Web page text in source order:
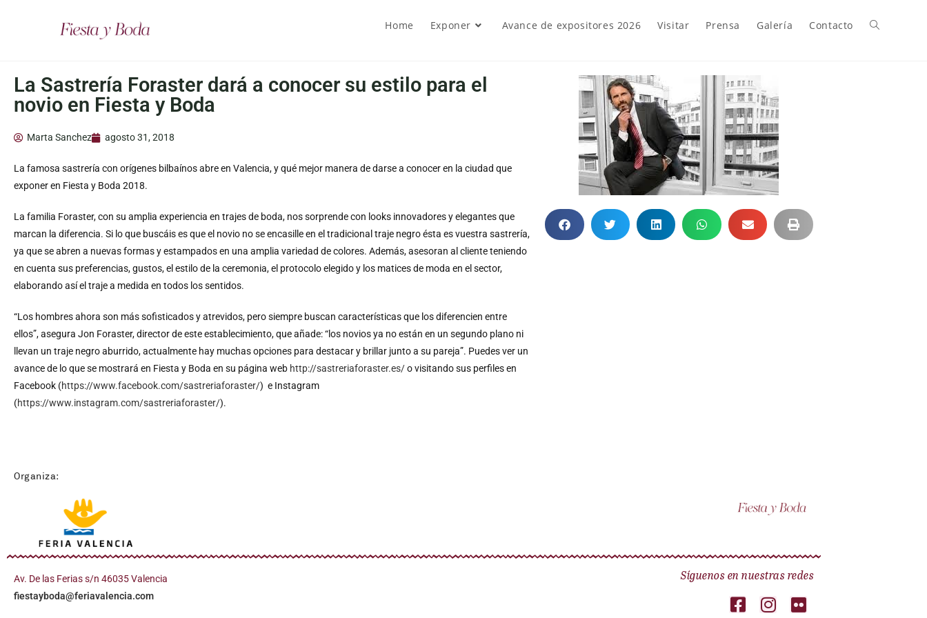
Home Exponer Avance de expositores 2026 Visitar Prensa Galería Contacto
La Sastrería Foraster dará a conocer su estilo para el
novio en Fiesta y Boda
Marta Sanchez agosto 31, 2018
La famosa sastrería con orígenes bilbaínos abre en Valencia, y qué mejor manera de darse a conocer en la ciudad que
exponer en Fiesta y Boda 2018.
La familia Foraster, con su amplia experiencia en trajes de boda, nos sorprende con looks innovadores y elegantes que
marcan la diferencia. Si lo que buscáis es que el novio no se encasille en el tradicional traje negro ésta es vuestra sastrería,
ya que se abren a nuevas formas y estampados en una amplia variedad de colores. Además, asesoran al cliente teniendo
en cuenta sus preferencias, gustos, el estilo de la ceremonia, el protocolo elegido y los matices de moda en el sector,
elaborando así el traje a medida en todos los sentidos.
“Los hombres ahora son más sofisticados y atrevidos, pero siempre buscan características que los diferencien entre
ellos”, asegura Jon Foraster, director de este establecimiento, que añade: “los novios ya no están en un segundo plano ni
llevan un traje negro aburrido, actualmente hay muchas opciones para destacar y brillar junto a su pareja”. Puedes ver un
avance de lo que se mostrará en Fiesta y Boda en su página web http://sastreriaforaster.es/o visitando sus perfiles en
Facebook (https://www.facebook.com/sastreriaforaster/) e Instagram
(https://www.instagram.com/sastreriaforaster/).
Organiza:
Av. De las Ferias s/n 46035 Valencia
fiestayboda@feriavalencia.com
Síguenos en nuestras redes